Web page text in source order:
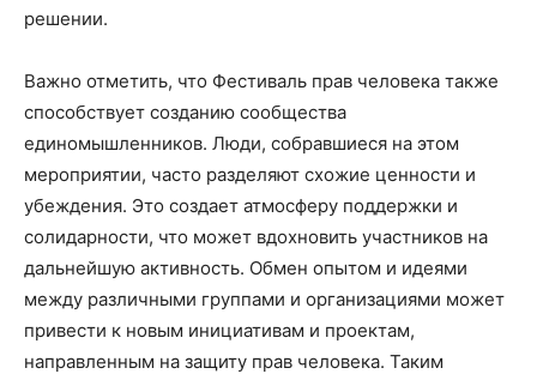
решении.
Важно отметить, что Фестиваль прав человека также
способствует созданию сообщества
единомышленников. Люди, собравшиеся на этом
мероприятии, часто разделяют схожие ценности и
убеждения. Это создает атмосферу поддержки и
солидарности, что может вдохновить участников на
дальнейшую активность. Обмен опытом и идеями
между различными группами и организациями может
привести к новым инициативам и проектам,
направленным на защиту прав человека. Таким